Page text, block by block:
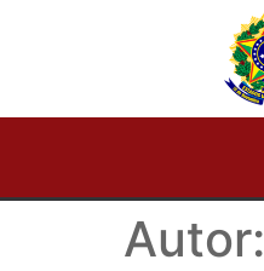
Autor: